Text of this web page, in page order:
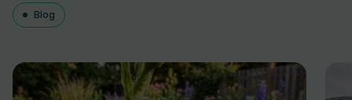
Blog